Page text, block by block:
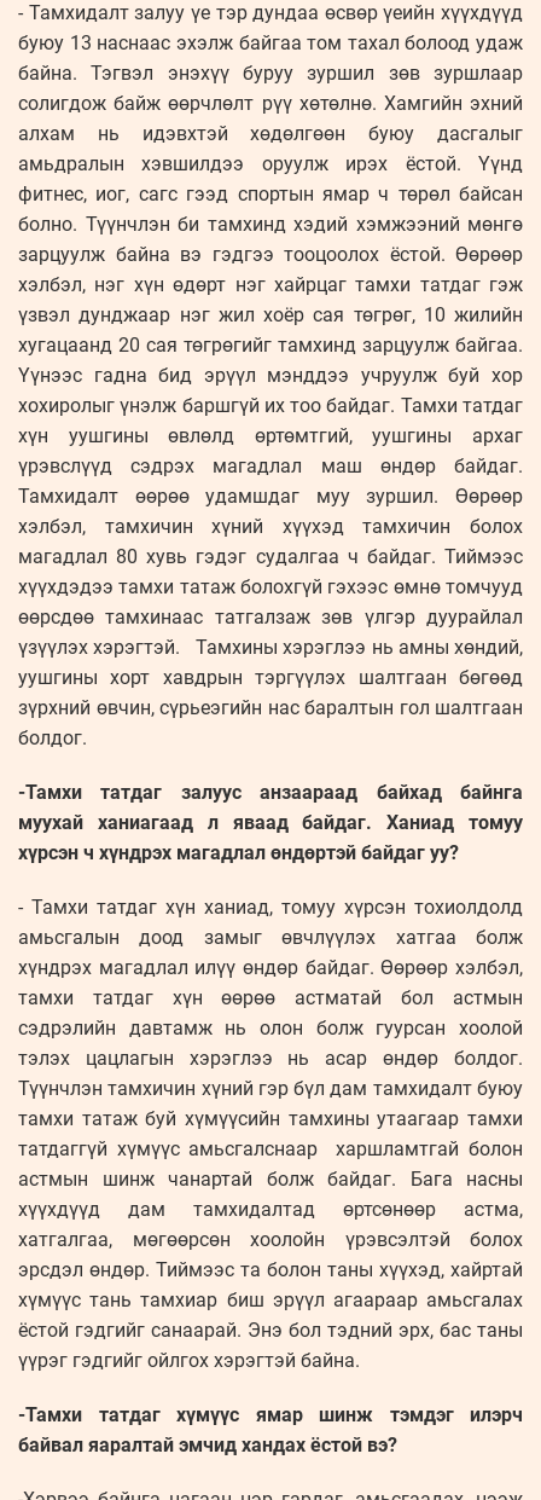
- Тамхидалт залуу үе тэр дундаа өсвөр үеийн хүүхдүүд
буюу 13 наснаас эхэлж байгаа том тахал болоод удаж
байна. Тэгвэл энэхүү буруу зуршил зөв зуршлаар
солигдож байж өөрчлөлт рүү хөтөлнө. Хамгийн эхний
алхам нь идэвхтэй хөдөлгөөн буюу дасгалыг
амьдралын хэвшилдээ оруулж ирэх ёстой. Үүнд
фитнес, иог, сагс гээд спортын ямар ч төрөл байсан
болно. Түүнчлэн би тамхинд хэдий хэмжээний мөнгө
зарцуулж байна вэ гэдгээ тооцоолох ёстой. Өөрөөр
хэлбэл, нэг хүн өдөрт нэг хайрцаг тамхи татдаг гэж
үзвэл дунджаар нэг жил хоёр сая төгрөг, 10 жилийн
хугацаанд 20 сая төгрөгийг тамхинд зарцуулж байгаа.
Үүнээс гадна бид эрүүл мэнддээ учруулж буй хор
хохиролыг үнэлж баршгүй их тоо байдаг. Тамхи татдаг
хүн уушгины өвлөлд өртөмтгий, уушгины архаг
үрэвслүүд сэдрэх магадлал маш өндөр байдаг.
Тамхидалт өөрөө удамшдаг муу зуршил. Өөрөөр
хэлбэл, тамхичин хүний хүүхэд тамхичин болох
магадлал 80 хувь гэдэг судалгаа ч байдаг. Тиймээс
хүүхдэдээ тамхи татаж болохгүй гэхээс өмнө томчууд
өөрсдөө тамхинаас татгалзаж зөв үлгэр дуурайлал
үзүүлэх хэрэгтэй. Тамхины хэрэглээ нь амны хөндий,
уушгины хорт хавдрын тэргүүлэх шалтгаан бөгөөд
зүрхний өвчин, сүрьеэгийн нас баралтын гол шалтгаан
болдог.
-Тамхи татдаг залуус анзаараад байхад байнга
муухай ханиагаад л яваад байдаг. Ханиад томуу
хүрсэн ч хүндрэх магадлал өндөртэй байдаг уу?
- Тамхи татдаг хүн ханиад, томуу хүрсэн тохиолдолд
амьсгалын доод замыг өвчлүүлэх хатгаа болж
хүндрэх магадлал илүү өндөр байдаг. Өөрөөр хэлбэл,
тамхи татдаг хүн өөрөө астматай бол астмын
сэдрэлийн давтамж нь олон болж гуурсан хоолой
тэлэх цацлагын хэрэглээ нь асар өндөр болдог.
Түүнчлэн тамхичин хүний гэр бүл дам тамхидалт буюу
тамхи татаж буй хүмүүсийн тамхины утаагаар тамхи
татдаггүй хүмүүс амьсгалснаар харшламтгай болон
астмын шинж чанартай болж байдаг. Бага насны
хүүхдүүд дам тамхидалтад өртсөнөөр астма,
хатгалгаа, мөгөөрсөн хоолойн үрэвсэлтэй болох
эрсдэл өндөр. Тиймээс та болон таны хүүхэд, хайртай
хүмүүс тань тамхиар биш эрүүл агаараар амьсгалах
ёстой гэдгийг санаарай. Энэ бол тэдний эрх, бас таны
үүрэг гэдгийг ойлгох хэрэгтэй байна.
-Тамхи татдаг хүмүүс ямар шинж тэмдэг илэрч
байвал яаралтай эмчид хандах ёстой вэ?